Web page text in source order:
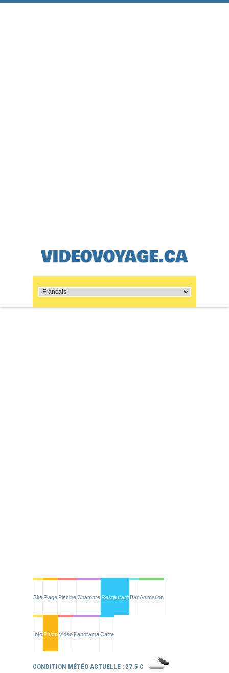
Site Plage PiscineChambre Restaurant BarAnimation
Info PhotoVidéo PanoramaCarte
CONDITION MÉTÉO ACTUELLE : 27.5 C